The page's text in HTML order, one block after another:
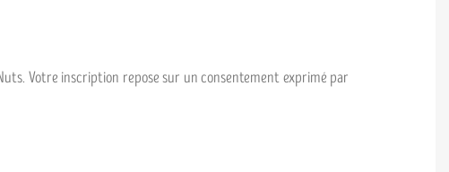
Votre inscription repose sur un consentement exprimé par